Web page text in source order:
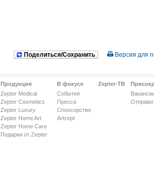
Поделиться/Сохранить Версия для
Продукция
Zepter Medical
Zepter Cosmetics
Zepter Luxury
Zepter Home Art
Zepter Home Care
Подарки от Zepter
В фокусе
События
Пресса
Спонсорство
Artzept
Zepter-ТВ